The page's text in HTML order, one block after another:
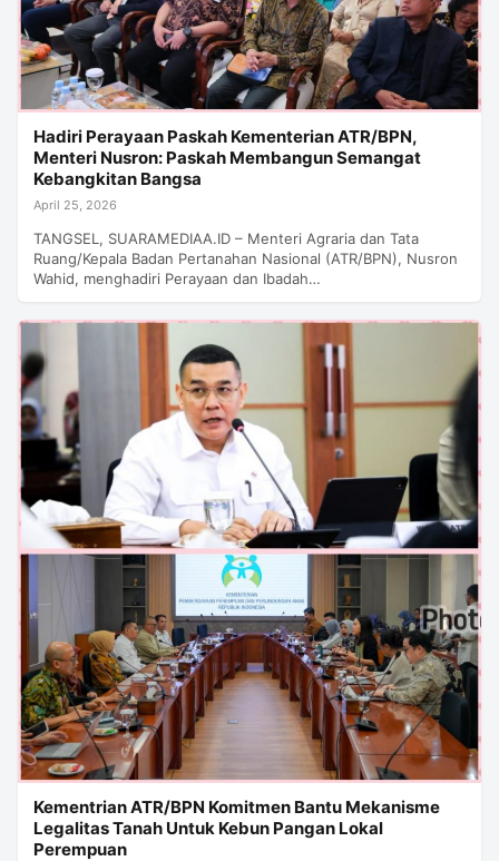
Hadiri Perayaan Paskah Kementerian ATR/BPN,
Menteri Nusron: Paskah Membangun Semangat
Kebangkitan Bangsa
April 25, 2026
TANGSEL, SUARAMEDIAA.ID – Menteri Agraria dan Tata
Ruang/Kepala Badan Pertanahan Nasional (ATR/BPN), Nusron
Wahid, menghadiri Perayaan dan Ibadah…
Kementrian ATR/BPN Komitmen Bantu Mekanisme
Legalitas Tanah Untuk Kebun Pangan Lokal
Perempuan